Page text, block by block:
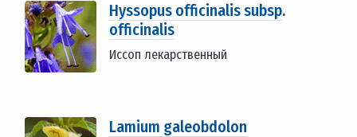
Hyssopus officinalis subsp.
officinalis
Иссоп лекарственный
Lamium galeobdolon